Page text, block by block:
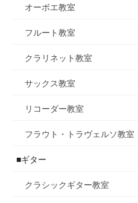
オーボエ教室
フルート教室
クラリネット教室
サックス教室
リコーダー教室
フラウト・トラヴェルソ教室
■ギター
クラシックギター教室